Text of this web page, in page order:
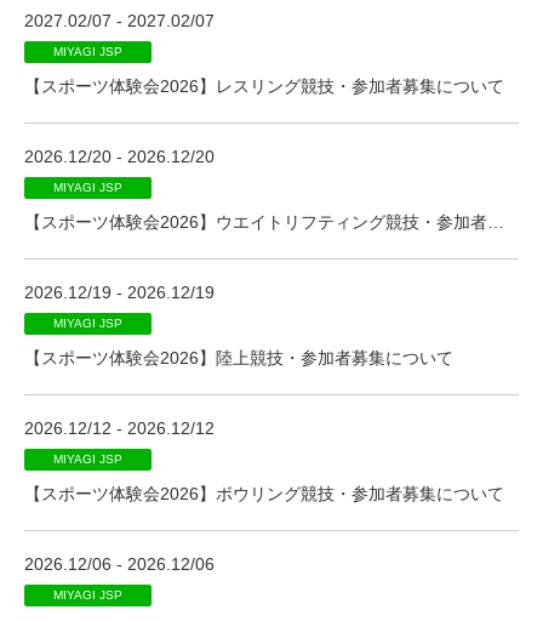
2027.02/07 - 2027.02/07
MIYAGI JSP
【スポーツ体験会2026】レスリング競技・参加者募集について
2026.12/20 - 2026.12/20
MIYAGI JSP
2026.12/19 - 2026.12/19
MIYAGI JSP
【スポーツ体験会2026】陸上競技・参加者募集について
2026.12/12 - 2026.12/12
MIYAGI JSP
【スポーツ体験会2026】ボウリング競技・参加者募集について
2026.12/06 - 2026.12/06
MIYAGI JSP